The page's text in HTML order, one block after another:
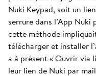
Nuki Keypad, soit un
serrure dans l’App
cette méthode
télécharger et installer
a à présent « Ouvrir via
leur lien de Nuki par